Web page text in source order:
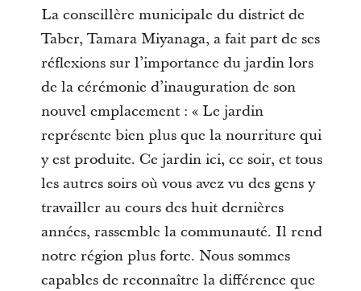
La conseillère municipale du district de
Taber, Tamara Miyanaga, a fait part de ses
réflexions sur l’importance du jardin lors
de la cérémonie d’inauguration de son
nouvel emplacement : « Le jardin
représente bien plus que la nourriture qui
y est produite. Ce jardin ici, ce soir, et tous
les autres soirs où vous avez vu des gens y
travailler au cours des huit dernières
années, rassemble la communauté. Il rend
notre région plus forte. Nous sommes
capables de reconnaître la différence que